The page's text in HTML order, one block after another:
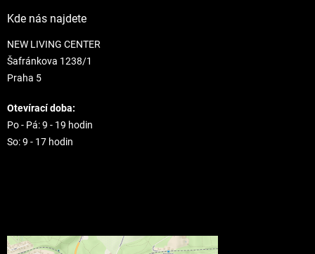
Kde nás najdete
NEW LIVING CENTER
Šafránkova 1238/1
Praha 5
Otevírací doba:
Po - Pá: 9 - 19 hodin
So: 9 - 17 hodin